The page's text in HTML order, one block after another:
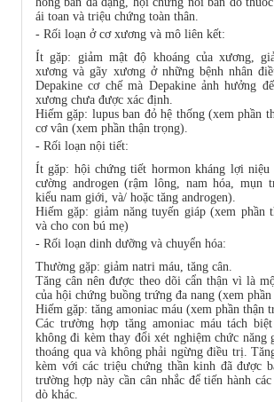
ái toan và triệu chứng toàn thân.
- Rối loạn ở cơ xương và mô liên kết:
Ít gặp: giảm mật độ khoáng của xương,
xương và gãy xương ở những bệnh nhân
Depakine cơ chế mà Depakine ảnh hưởng
xương chưa được xác định.
Hiếm gặp: lupus ban đỏ hệ thống (xem phần
cơ vân (xem phần thận trọng).
- Rối loạn nội tiết:
Ít gặp: hội chứng tiết hormon kháng lợi niệu
cường androgen (rậm lông, nam hóa, mụn
kiểu nam giới, và/ hoặc tăng androgen).
Hiếm gặp: giảm năng tuyến giáp (xem phần
và cho con bú mẹ)
- Rối loạn dinh dưỡng và chuyển hóa:
Thường gặp: giảm natri máu, tăng cân.
Tăng cân nên được theo dõi cẩn thận vì là
của hội chứng buồng trứng đa nang (xem
Hiếm gặp: tăng amoniac máu (xem phần thận
Các trường hợp tăng amoniac máu tách
không đi kèm thay đổi xét nghiệm chức năng
thoáng qua và không phải ngừng điều trị.
kèm với các triệu chứng thần kinh đã được
trường hợp này cần cân nhắc để tiến hành
dò khác.